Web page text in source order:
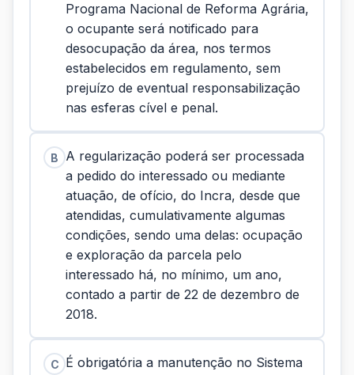
Programa Nacional de Reforma Agrária,
o ocupante será notificado para
desocupação da área, nos termos
estabelecidos em regulamento, sem
prejuízo de eventual responsabilização
nas esferas cível e penal.
B
A regularização poderá ser processada
a pedido do interessado ou mediante
atuação, de ofício, do Incra, desde que
atendidas, cumulativamente algumas
condições, sendo uma delas: ocupação
e exploração da parcela pelo
interessado há, no mínimo, um ano,
contado a partir de 22 de dezembro de
2018.
C É obrigatória a manutenção no Sistema